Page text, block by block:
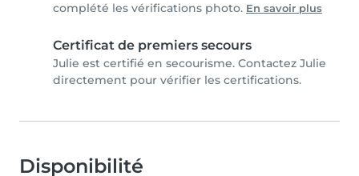
complété les vérifications photo. En savoir plus
Certificat de premiers secours
Julie est certifié en secourisme. Contactez Julie
directement pour vérifier les certifications.
Disponibilité